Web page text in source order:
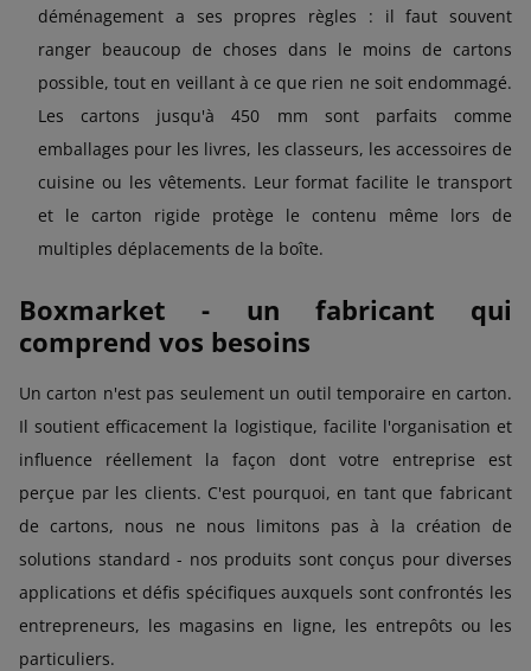
déménagement a ses propres règles : il faut souvent
ranger beaucoup de choses dans le moins de cartons
possible, tout en veillant à ce que rien ne soit endommagé.
Les cartons jusqu'à 450 mm sont parfaits comme
emballages pour les livres, les classeurs, les accessoires de
cuisine ou les vêtements. Leur format facilite le transport
et le carton rigide protège le contenu même lors de
multiples déplacements de la boîte.
Boxmarket - un fabricant qui
comprend vos besoins
Un carton n'est pas seulement un outil temporaire en carton.
Il soutient efficacement la logistique, facilite l'organisation et
influence réellement la façon dont votre entreprise est
perçue par les clients. C'est pourquoi, en tant que fabricant
de cartons, nous ne nous limitons pas à la création de
solutions standard - nos produits sont conçus pour diverses
applications et défis spécifiques auxquels sont confrontés les
entrepreneurs, les magasins en ligne, les entrepôts ou les
particuliers.